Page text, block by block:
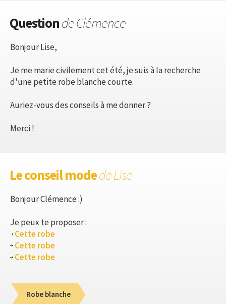
Questionde Clémence
Bonjour Lise,
Je me marie civilement cet été, je suis à la recherche
d'une petite robe blanche courte.
Auriez-vous des conseils à me donner ?
Merci !
Le conseil modede Lise
Bonjour Clémence :)
Je peux te proposer :
Cette robe
Cette robe
Cette robe
Robe blanche